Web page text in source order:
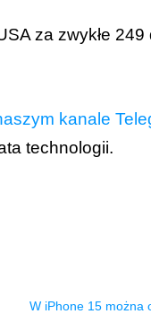
za zwykłe
kanale
technologii.
W iPhone 15 można